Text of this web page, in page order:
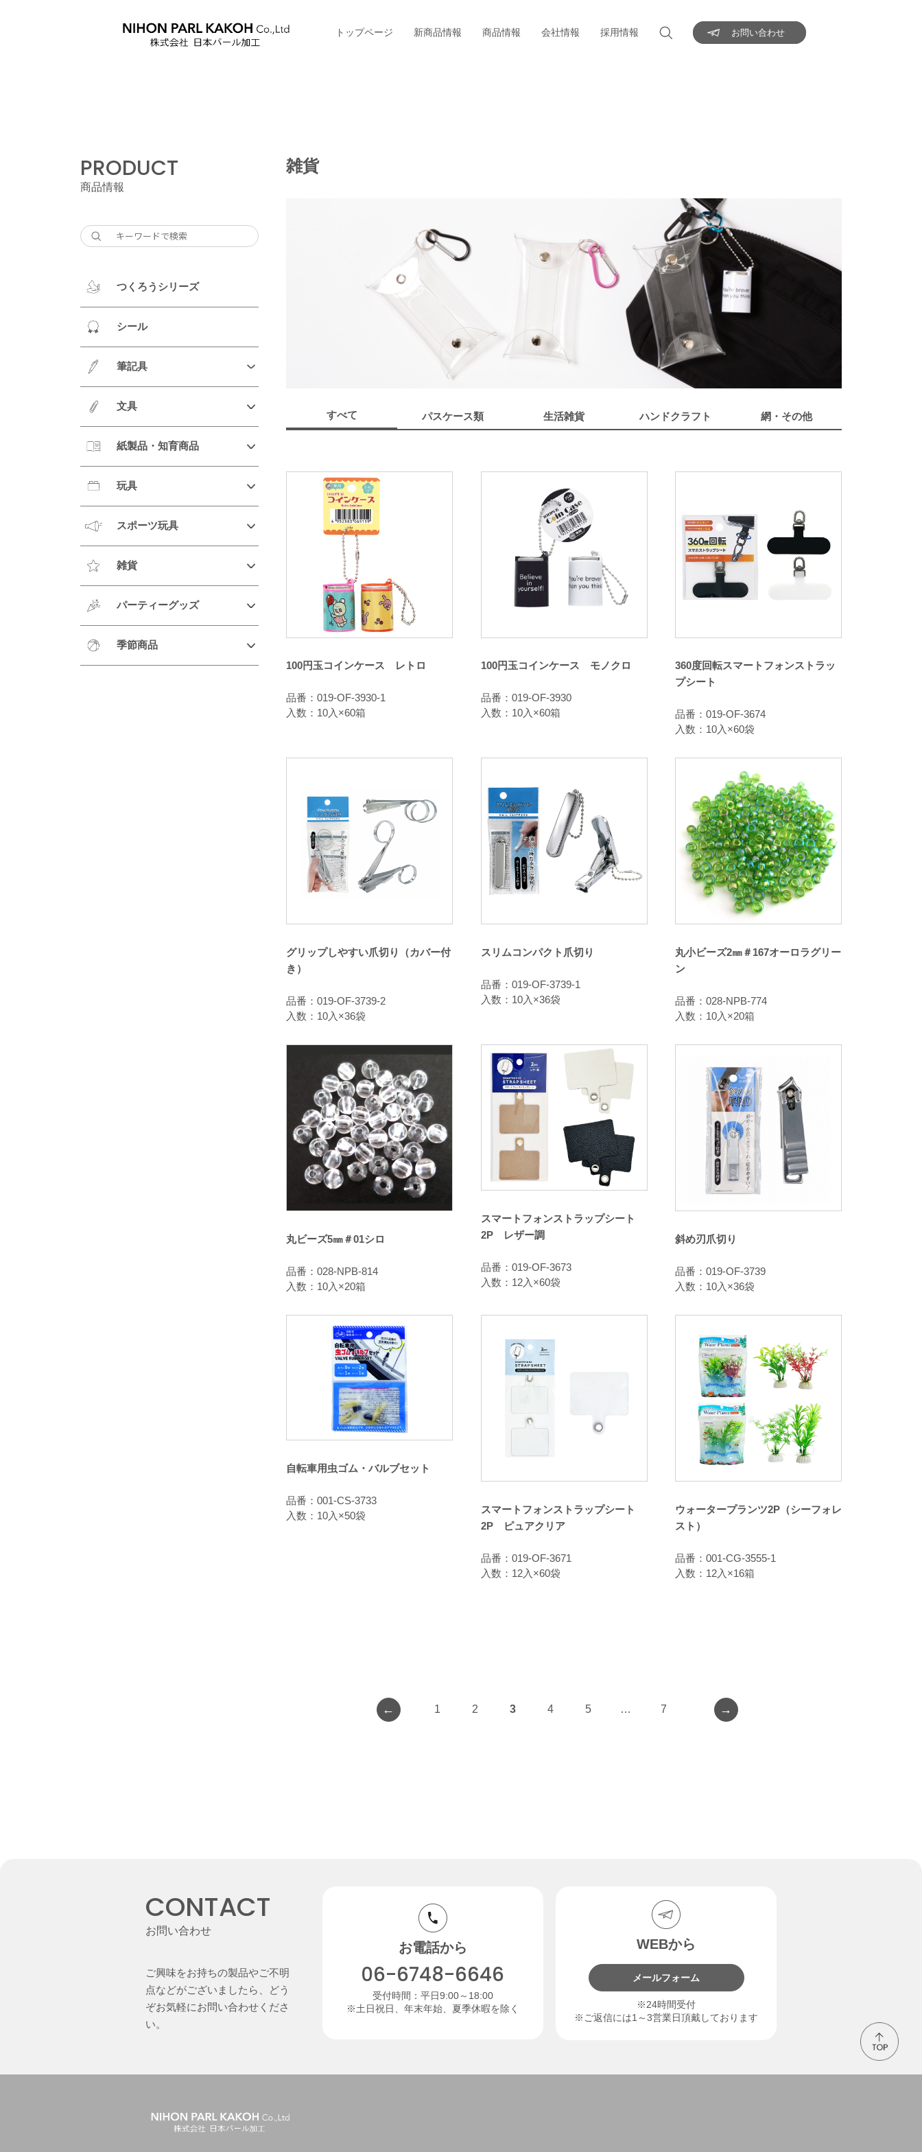
トップページ 新商品情報 商品情報 会社情報 採用情報 お問い合わせ
PRODUCT
商品情報
つくろうシリーズ
シール
筆記具
文具
紙製品・知育商品
玩具
スポーツ玩具
雑貨
パーティーグッズ
季節商品
雑貨
すべて パスケース類 生活雑貨 ハンドクラフト 網・その他
100円玉コインケース レトロ
品番：019-OF-3930-1
入数：10入×60箱
100円玉コインケース モノクロ
品番：019-OF-3930
入数：10入×60箱
360度回転スマートフォンストラッ
プシート
品番：019-OF-3674
入数：10入×60袋
グリップしやすい爪切り（カバー付
き）
品番：019-OF-3739-2
入数：10入×36袋
スリムコンパクト爪切り
品番：019-OF-3739-1
入数：10入×36袋
丸小ビーズ2㎜＃167オーロラグリー
ン
品番：028-NPB-774
入数：10入×20箱
丸ビーズ5㎜＃01シロ
品番：028-NPB-814
入数：10入×20箱
スマートフォンストラップシート
2P レザー調
品番：019-OF-3673
入数：12入×60袋
斜め刃爪切り
品番：019-OF-3739
入数：10入×36袋
自転車用虫ゴム・バルブセット
品番：001-CS-3733
入数：10入×50袋
スマートフォンストラップシート
2P ピュアクリア
品番：019-OF-3671
入数：12入×60袋
ウォータープランツ2P（シーフォレ
スト）
品番：001-CG-3555-1
入数：12入×16箱
← 1 2 3 4 5 … 7 →
CONTACT
お問い合わせ
ご興味をお持ちの製品やご不明
点などがございましたら、どう
ぞお気軽にお問い合わせくださ
い。
お電話から
06-6748-6646
受付時間：平日9:00～18:00
※土日祝日、年末年始、夏季休暇を除く
WEBから
メールフォーム
※24時間受付
※ご返信には1～3営業日頂戴しております